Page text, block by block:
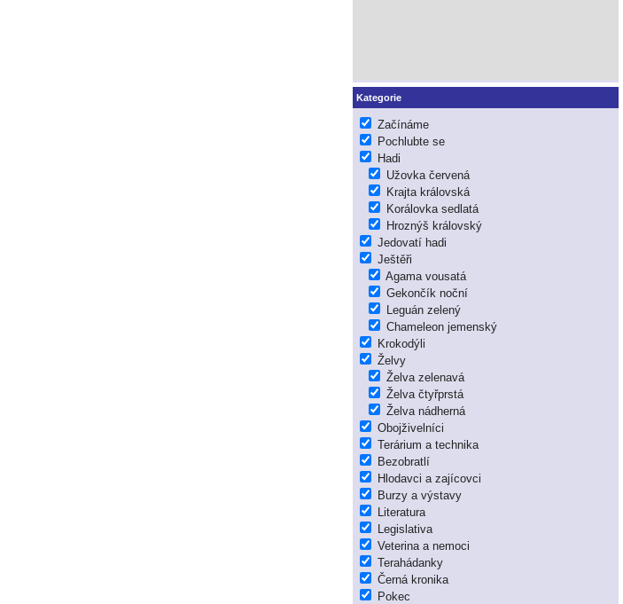
Kategorie
Začínáme
Pochlubte se
Hadi
Užovka červená
Krajta královská
Korálovka sedlatá
Hroznýš královský
Jedovatí hadi
Ještěři
Agama vousatá
Gekončík noční
Leguán zelený
Chameleon jemenský
Krokodýli
Želvy
Želva zelenavá
Želva čtyřprstá
Želva nádherná
Obojživelníci
Terárium a technika
Bezobratlí
Hlodavci a zajícovci
Burzy a výstavy
Literatura
Legislativa
Veterina a nemoci
Terahádanky
Černá kronika
Pokec